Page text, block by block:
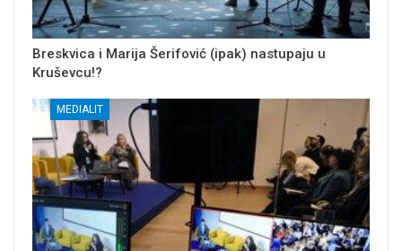
Breskvica i Marija Šerifović (ipak) nastupaju u
Kruševcu!?
MEDIALIT